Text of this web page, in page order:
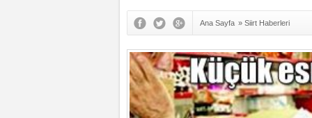
Ana Sayfa » Siirt Haberleri